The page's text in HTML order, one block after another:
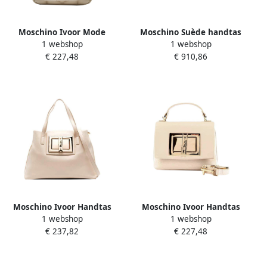
Moschino Ivoor Mode
Rugzak Stijlvol Accessoire
Beige Dames
1 webshop
€ 227,48
Moschino Suède handtas
Beige Dames
1 webshop
€ 910,86
Moschino Ivoor Handtas
Elegant en Verfijnd Beige
Dames
1 webshop
€ 237,82
Moschino Ivoor Handtas
Trendy Design Gouden
Details Beige Dames
1 webshop
€ 227,48